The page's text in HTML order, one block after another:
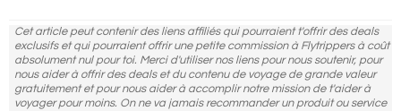
Cet article peut contenir des liens affiliés qui pourraient t'offrir des deals
exclusifs et qui pourraient offrir une petite commission à Flytrippers à coût
absolument nul pour toi. Merci d'utiliser nos liens pour nous soutenir, pour
nous aider à offrir des deals et du contenu de voyage de grande valeur
gratuitement et pour nous aider à accomplir notre mission de t'aider à
voyager pour moins. On ne va jamais recommander un produit ou service